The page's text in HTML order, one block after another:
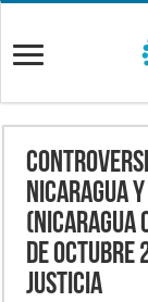
NICARAGUA
de octubre
Justicia